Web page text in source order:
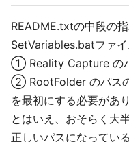
README.txtの中段の指
SetVariables.batファ
① Reality Capture の
② RootFolder のパス
を最初にする必要があり
とはいえ、おそらく大
正しいパスになってい